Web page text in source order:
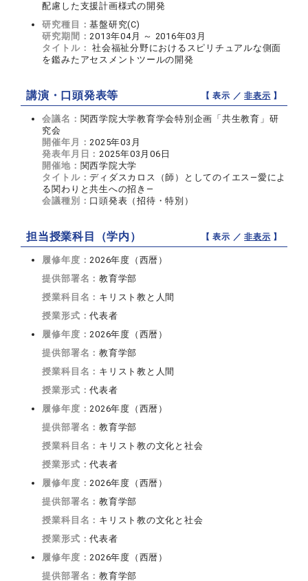
配慮した支援計画様式の開発
研究種目：基盤研究(C)
研究期間：2013年04月 ～ 2016年03月
タイトル： 社会福祉分野におけるスピリチュアルな側面
を鑑みたアセスメントツールの開発
講演・口頭発表等 【 表示 ／非表示 】
会議名： 関西学院大学教育学会特別企画「共生教育」研
究会
開催年月：2025年03月
発表年月日：2025年03月06日
開催地： 関西学院大学
タイトル：ディダスカロス（師）としてのイエス―愛によ
る関わりと共生への招き―
会議種別： 口頭発表（招待・特別）
担当授業科目（学内） 【 表示 ／非表示 】
履修年度：2026年度（西暦）
提供部署名：教育学部
授業科目名： キリスト教と人間
授業形式：代表者
履修年度：2026年度（西暦）
提供部署名：教育学部
授業科目名： キリスト教と人間
授業形式：代表者
履修年度：2026年度（西暦）
提供部署名：教育学部
授業科目名： キリスト教の文化と社会
授業形式：代表者
履修年度：2026年度（西暦）
提供部署名：教育学部
授業科目名： キリスト教の文化と社会
授業形式：代表者
履修年度：2026年度（西暦）
提供部署名：教育学部